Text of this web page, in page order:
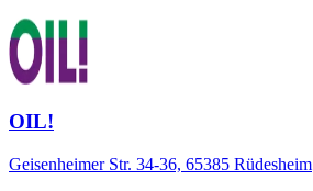
OIL!
Geisenheimer Str. 34-36, 65385 Rüdesheim